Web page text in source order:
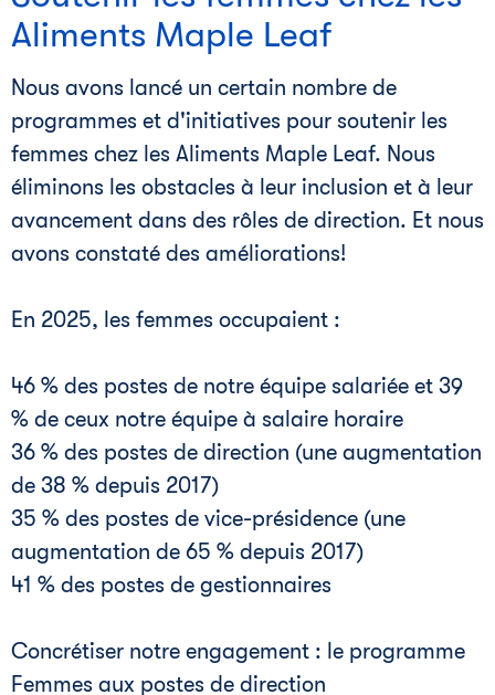
Aliments Maple Leaf
Nous avons lancé un certain nombre de
programmes et d'initiatives pour soutenir les
femmes chez les Aliments Maple Leaf. Nous
éliminons les obstacles à leur inclusion et à leur
avancement dans des rôles de direction. Et nous
avons constaté des améliorations!
En 2025, les femmes occupaient :
46 % des postes de notre équipe salariée et 39
% de ceux notre équipe à salaire horaire
36 % des postes de direction (une augmentation
de 38 % depuis 2017)
35 % des postes de vice-présidence (une
augmentation de 65 % depuis 2017)
41 % des postes de gestionnaires
Concrétiser notre engagement : le programme
Femmes aux postes de direction